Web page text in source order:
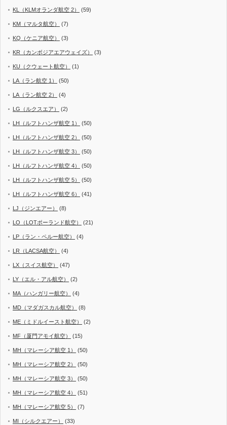
KL（KLMオランダ航空 2） (59)
KM（マルタ航空） (7)
KQ（ケニア航空） (3)
KR（カンボジアエアウェイズ） (3)
KU（クウェート航空） (1)
LA（ラン航空 1） (50)
LA（ラン航空 2） (4)
LG（ルクスエア） (2)
LH（ルフトハンザ航空 1） (50)
LH（ルフトハンザ航空 2） (50)
LH（ルフトハンザ航空 3） (50)
LH（ルフトハンザ航空 4） (50)
LH（ルフトハンザ航空 5） (50)
LH（ルフトハンザ航空 6） (41)
LJ（ジンエアー） (8)
LO（LOTポーランド航空） (21)
LP（ラン・ペルー航空） (4)
LR（LACSA航空） (4)
LX（スイス航空） (47)
LY（エル・アル航空） (2)
MA（ハンガリー航空） (4)
MD（マダガスカル航空） (8)
ME（ミドルイースト航空） (2)
MF（厦門アモイ航空） (15)
MH（マレーシア航空 1） (50)
MH（マレーシア航空 2） (50)
MH（マレーシア航空 3） (50)
MH（マレーシア航空 4） (51)
MH（マレーシア航空 5） (7)
MI（シルクエアー） (33)